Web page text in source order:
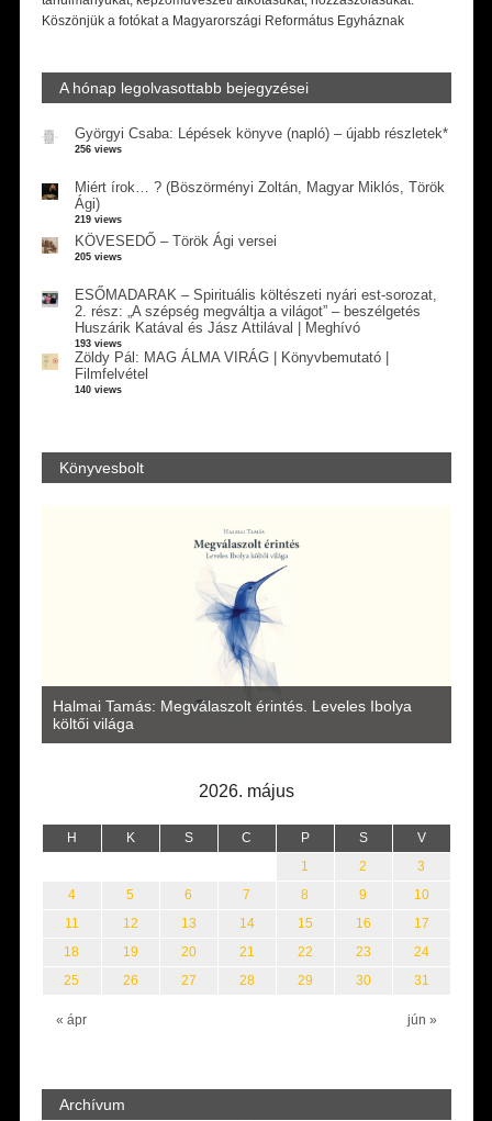
Köszönjük a fotókat a Magyarországi Református Egyháznak
A hónap legolvasottabb bejegyzései
Györgyi Csaba: Lépések könyve (napló) – újabb részletek*
256 views
Miért írok… ? (Böszörményi Zoltán, Magyar Miklós, Török
Ági)
219 views
KÖVESEDŐ – Török Ági versei
205 views
ESŐMADARAK – Spirituális költészeti nyári est-sorozat,
2. rész: „A szépség megváltja a világot” – beszélgetés
Huszárik Katával és Jász Attilával | Meghívó
193 views
Zöldy Pál: MAG ÁLMA VIRÁG | Könyvbemutató |
Filmfelvétel
140 views
Könyvesbolt
Halmai Tamás: Megválaszolt érintés. Leveles Ibolya
költői világa
2026. május
H K S C P S V
« ápr jún »
1 2
3
4
5 6 7 8 9
10
11
12 13 14 15 16
17
18
19 20 21 22 23
24
25
26 27 28 29 30 31
Archívum